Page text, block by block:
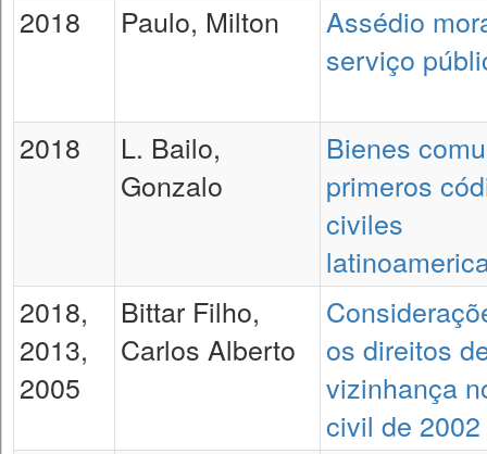
2018
Paulo, Milton
Assédio
serviço
2018
L. Bailo,
Gonzalo
Bienes
primeros
civiles
2018,
2013,
2005
Bittar Filho,
Carlos Alberto
os direitos
vizinhança
civil de 2002